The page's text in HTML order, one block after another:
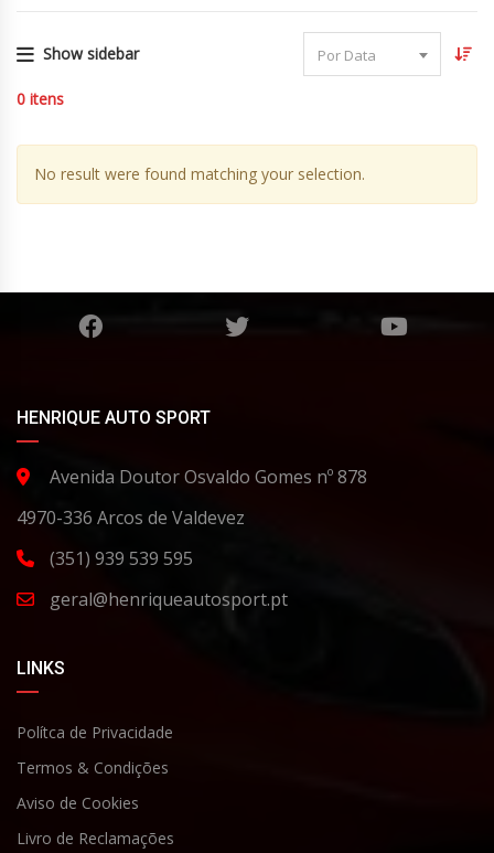
Show sidebar Por Data
0 itens
No result were found matching your selection.
HENRIQUE AUTO SPORT
Avenida Doutor Osvaldo Gomes nº 878
4970-336 Arcos de Valdevez
(351) 939 539 595
geral@henriqueautosport.pt
LINKS
Polítca de Privacidade
Termos & Condições
Aviso de Cookies
Livro de Reclamações